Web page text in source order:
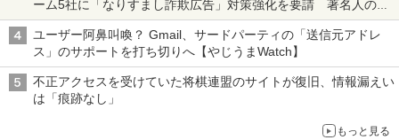
ーム5社に「なりすまし詐欺広告」対策強化を要請 著名人の写
真や映像を使った投資詐欺などへの対策として
ユーザー阿鼻叫喚？ Gmail、サードパーティの「送信元アドレ
ス」のサポートを打ち切りへ【やじうまWatch】
不正アクセスを受けていた将棋連盟のサイトが復旧、情報漏えい
は「痕跡なし」
もっと見る